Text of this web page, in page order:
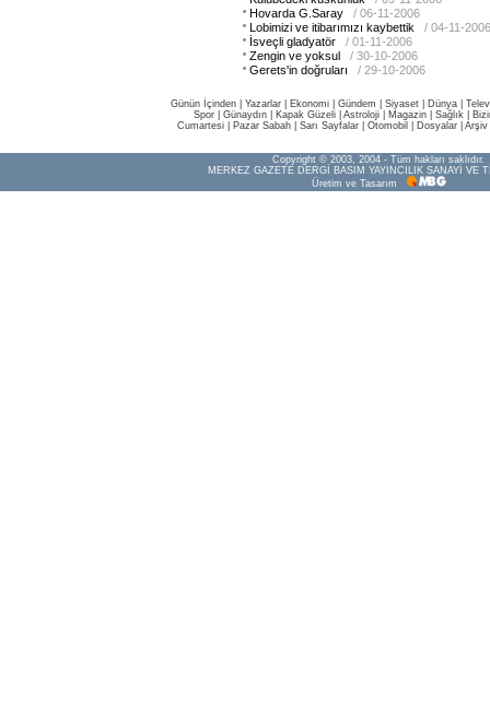
Hovarda G.Saray
/ 06-11-2006
Lobimizi ve itibarımızı kaybettik
/ 04-11-2006
İsveçli gladyatör
/ 01-11-2006
Zengin ve yoksul
/ 30-10-2006
Gerets'in doğruları
/ 29-10-2006
Günün İçinden Yazarlar Ekonomi Gündem Siyaset Dünya |
Spor
Günaydın Kapak Güzeli Astroloji Magazin Sağlık
Cumartesi
Pazar Sabah Sarı Sayfalar Otomobil Dosyalar Arşiv
Copyright © 2003, 2004 - Tüm hakları saklıdır.
MERKEZ GAZETE DERGİ BASIM YAYINCILIK SANAYİ VE
Üretim ve Tasarım